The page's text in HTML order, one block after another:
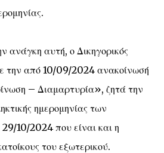
ανάγκη αυτή, ο Δικηγορικός
την από 10/09/2024 ανακοίνωσή
– Διαμαρτυρία», ζητά την
ημερομηνίας των
10/2024 που είναι και η
του εξωτερικού.